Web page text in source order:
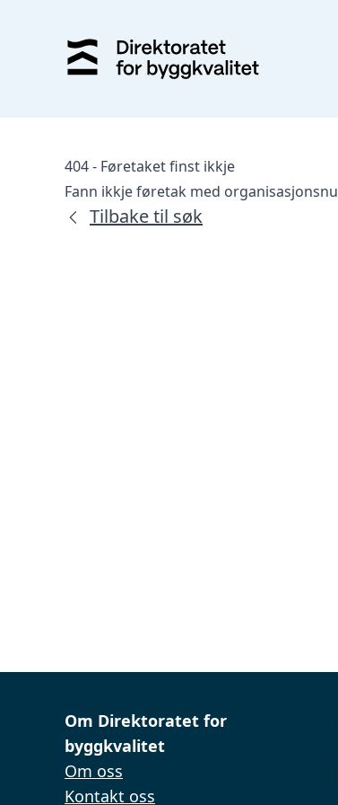
404 - Føretaket finst ikkje
Fann ikkje føretak med
Tilbake til søk
Om Direktoratet for
byggkvalitet
Om oss
Kontakt oss